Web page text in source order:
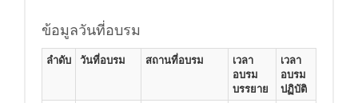
ข้อมูลวันที่อบรม
ลำดับ วันที่อบรม สถานที่อบรม
เวลา
อบรม
บรรยาย
เวลา
อบรม
ปฏิบัติ